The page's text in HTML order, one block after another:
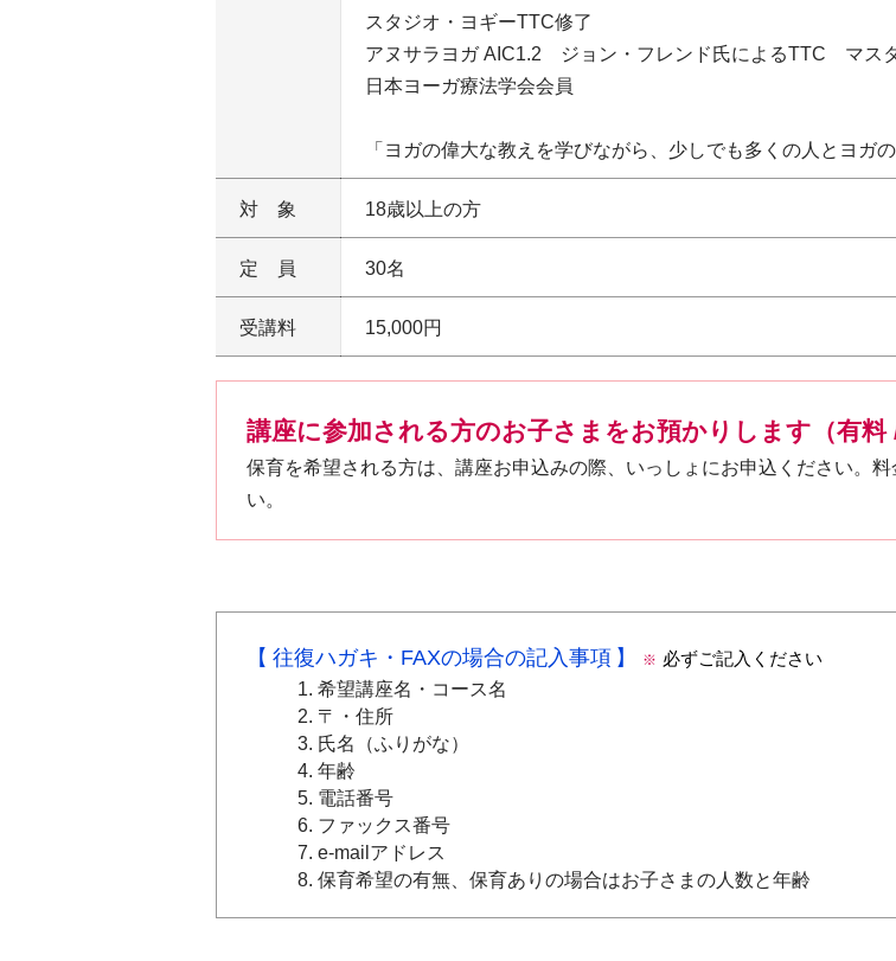
スタジオ・ヨギーTTC修了
アヌサラヨガ AIC1.2 ジョン・フレンド氏によるTTC マス
日本ヨーガ療法学会会員
「ヨガの偉大な教えを学びながら、少しでも多くの人とヨガ
対象 18歳以上の方
定員 30名
受講料 15,000円
講座に参加される方のお子さまをお預かりします（有料
保育を希望される方は、講座お申込みの際、いっしょにお申込ください。
い。
往復ハガキ・FAXの場合の記入事項 ※ 必ずご記入ください
希望講座名・コース名
〒・住所
氏名（ふりがな）
年齢
電話番号
ファックス番号
e-mailアドレス
保育希望の有無、保育ありの場合はお子さまの人数と年齢